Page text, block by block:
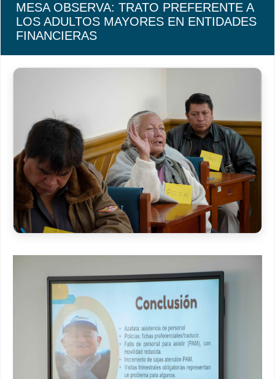
MESA OBSERVA: TRATO PREFERENTE A
LOS ADULTOS MAYORES EN ENTIDADES
FINANCIERAS